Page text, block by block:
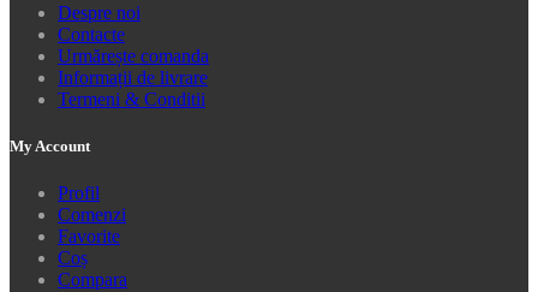
Despre noi
Contacte
Urmărește comanda
Informații de livrare
Termeni & Conditii
My Account
Profil
Comenzi
Favorite
Coș
Compara